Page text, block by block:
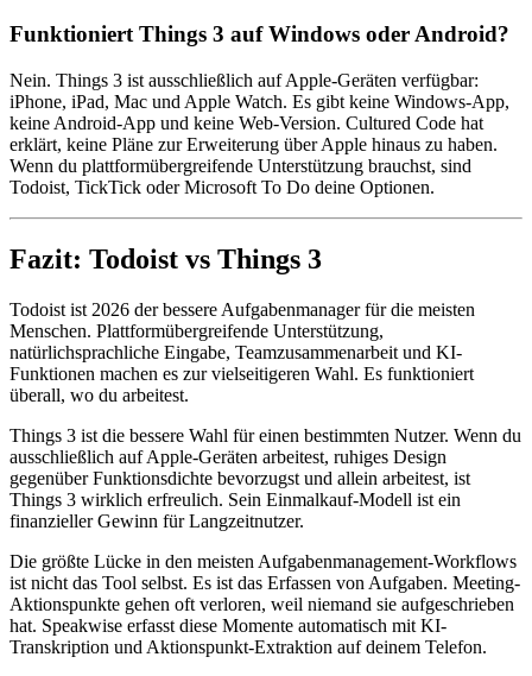
Funktioniert Things 3 auf Windows oder Android?
Nein. Things 3 ist ausschließlich auf Apple-Geräten verfügbar:
iPhone, iPad, Mac und Apple Watch. Es gibt keine Windows-App,
keine Android-App und keine Web-Version. Cultured Code hat
erklärt, keine Pläne zur Erweiterung über Apple hinaus zu haben.
Wenn du plattformübergreifende Unterstützung brauchst, sind
Todoist, TickTick oder Microsoft To Do deine Optionen.
Fazit: Todoist vs Things 3
Todoist ist 2026 der bessere Aufgabenmanager für die meisten
Menschen. Plattformübergreifende Unterstützung,
natürlichsprachliche Eingabe, Teamzusammenarbeit und KI-
Funktionen machen es zur vielseitigeren Wahl. Es funktioniert
überall, wo du arbeitest.
Things 3 ist die bessere Wahl für einen bestimmten Nutzer. Wenn du
ausschließlich auf Apple-Geräten arbeitest, ruhiges Design
gegenüber Funktionsdichte bevorzugst und allein arbeitest, ist
Things 3 wirklich erfreulich. Sein Einmalkauf-Modell ist ein
finanzieller Gewinn für Langzeitnutzer.
Die größte Lücke in den meisten Aufgabenmanagement-Workflows
ist nicht das Tool selbst. Es ist das Erfassen von Aufgaben. Meeting-
Aktionspunkte gehen oft verloren, weil niemand sie aufgeschrieben
hat. Speakwise erfasst diese Momente automatisch mit KI-
Transkription und Aktionspunkt-Extraktion auf deinem Telefon.